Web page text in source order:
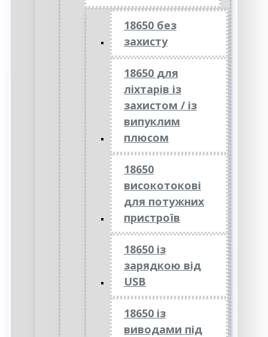
18650 без
захисту
18650 для
ліхтарів із
захистом / із
випуклим
плюсом
18650
високотокові
для потужних
пристроїв
18650 із
зарядкою від
USB
18650 із
виводами під